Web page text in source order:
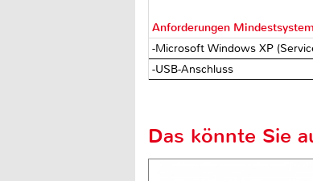
Anforderungen
-Microsoft Windows XP
-USB-Anschluss
Das könnte Sie